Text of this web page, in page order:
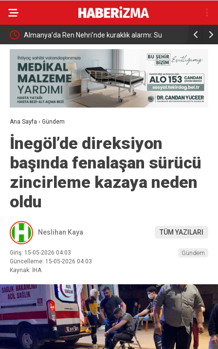
Uludağ’da çıkan orman yangını söndürüldü MGK 6
Ana Sayfa › Gündem
İnegöl’de direksiyon
başında fenalaşan sürücü
zincirleme kazaya neden
oldu
Neslihan Kaya TÜM YAZILARI
Giriş: 15-05-2026 04:03
Güncelleme: 15-05-2026 04:03
Kaynak: İHA
Gündem